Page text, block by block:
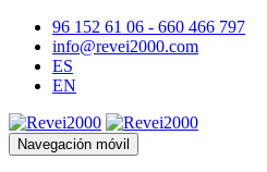
96 152 61 06 - 660 466 797
info@revei2000.com
ES
EN
Navegación móvil